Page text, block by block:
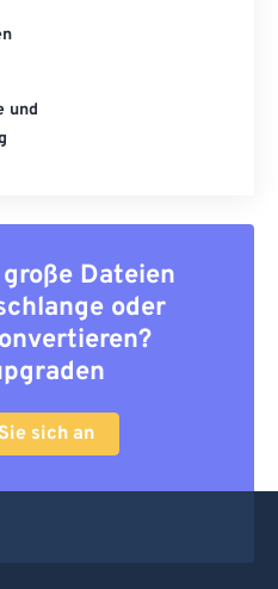
und
Dateien
oder
sich an